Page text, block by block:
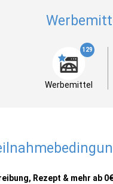
129
Werbemittel
Rezept & mehr ab